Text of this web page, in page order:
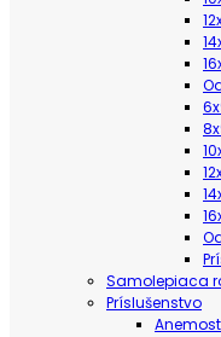
Samolepiaca
Príslušenstvo